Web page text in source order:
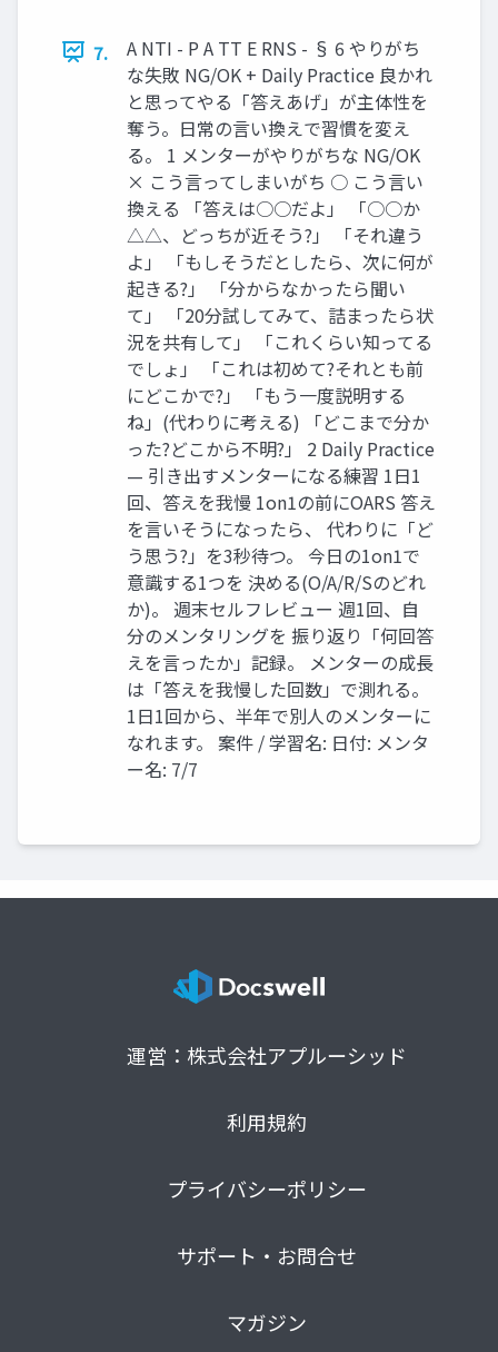
7.
A NTI - P A TT E RNS - § 6 やりがち
な失敗 NG/OK + Daily Practice 良かれ
と思ってやる「答えあげ」が主体性を
奪う。日常の言い換えで習慣を変え
る。 1 メンターがやりがちな NG/OK
× こう言ってしまいがち ○ こう言い
換える 「答えは○○だよ」 「○○か
△△、どっちが近そう?」 「それ違う
よ」 「もしそうだとしたら、次に何が
起きる?」 「分からなかったら聞い
て」 「20分試してみて、詰まったら状
況を共有して」 「これくらい知ってる
でしょ」 「これは初めて?それとも前
にどこかで?」 「もう一度説明する
ね」(代わりに考える) 「どこまで分か
った?どこから不明?」 2 Daily Practice
— 引き出すメンターになる練習 1日1
回、答えを我慢 1on1の前にOARS 答え
を言いそうになったら、 代わりに「ど
う思う?」を3秒待つ。 今日の1on1で
意識する1つを 決める(O/A/R/Sのどれ
か)。 週末セルフレビュー 週1回、自
分のメンタリングを 振り返り「何回答
えを言ったか」記録。 メンターの成長
は「答えを我慢した回数」で測れる。
1日1回から、半年で別人のメンターに
なれます。 案件 / 学習名: 日付: メンタ
ー名: 7/7
運営：株式会社アプルーシッド
利用規約
プライバシーポリシー
サポート・お問合せ
マガジン